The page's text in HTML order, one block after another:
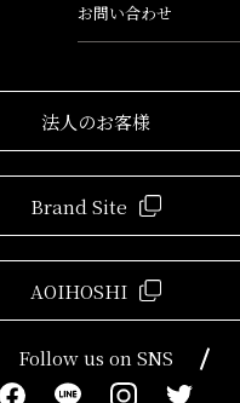
お問い合わせ
法人のお客様
Brand Site
AOIHOSHI
Follow us on SNS